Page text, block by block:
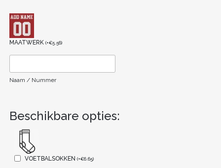
MAATWERK (+€5.56)
Naam / Nummer
Beschikbare opties:
VOETBALSOKKEN (+€6.65)